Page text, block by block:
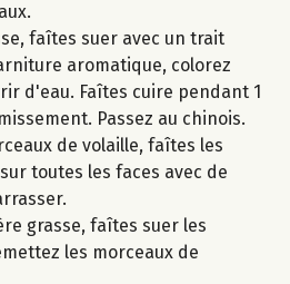
faîtes suer avec un trait
aromatique, colorez
d'eau. Faîtes cuire pendant 1
Passez au chinois.
de volaille, faîtes les
toutes les faces avec de
grasse, faîtes suer les
les morceaux de